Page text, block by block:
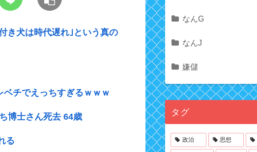
き犬は時代遅れ｣という真の
ベチでえっちすぎるｗｗｗ
博士さん死去 64歳
る
なんG
なんJ
嫌儲
タグ
政治 思想